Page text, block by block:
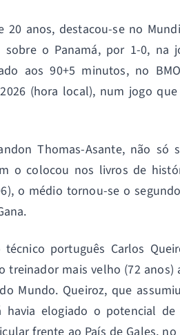
20 anos, destacou-se no
o Panamá, por 1-0, na
aos 90+5 minutos, no
(hora local), num jogo
Thomas-Asante, não só
o colocou nos livros de
o médio tornou-se o
português Carlos
mais velho (72 anos)
Mundo. Queiroz, que
elogiado o potencial